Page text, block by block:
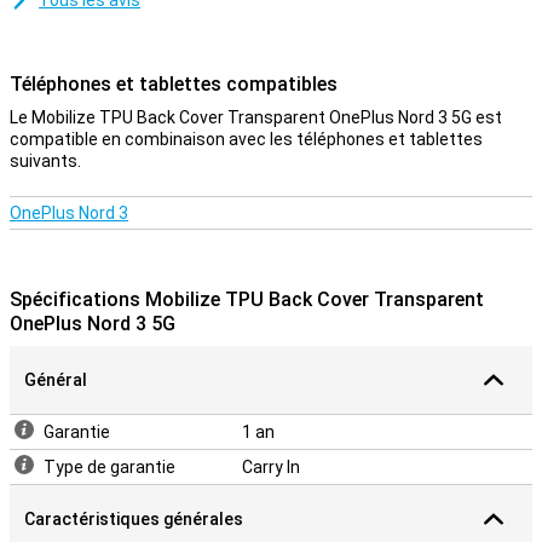
Téléphones et tablettes compatibles
Le Mobilize TPU Back Cover Transparent OnePlus Nord 3 5G est
compatible en combinaison avec les téléphones et tablettes
suivants.
OnePlus Nord 3
Spécifications Mobilize TPU Back Cover Transparent
OnePlus Nord 3 5G
Général
Garantie
1 an
Type de garantie
Carry In
Caractéristiques générales